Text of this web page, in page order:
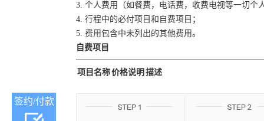
3. 个人费用（如餐费，电话费，收费电视等一切个
4. 行程中的必付项目和自费项目；
5. 费用包含中未列出的其他费用。
自费项目
项目名称价格说明 描述
签约/付款